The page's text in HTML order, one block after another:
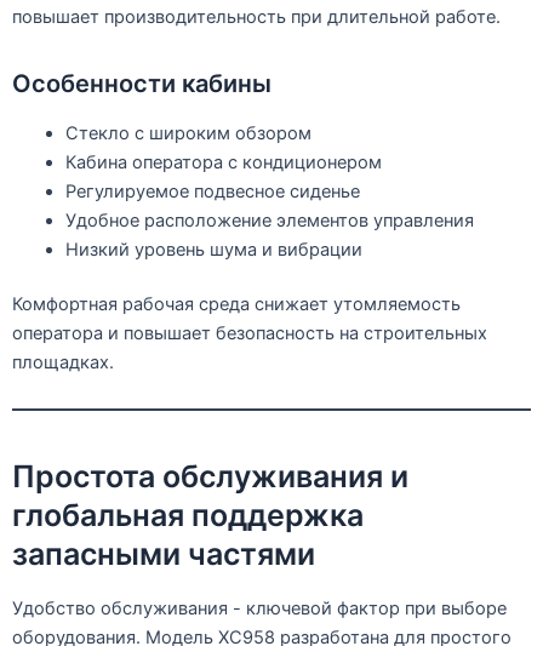
повышает производительность при длительной работе.
Особенности кабины
Стекло с широким обзором
Кабина оператора с кондиционером
Регулируемое подвесное сиденье
Удобное расположение элементов управления
Низкий уровень шума и вибрации
Комфортная рабочая среда снижает утомляемость
оператора и повышает безопасность на строительных
площадках.
Простота обслуживания и
глобальная поддержка
запасными частями
Удобство обслуживания - ключевой фактор при выборе
оборудования. Модель XC958 разработана для простого